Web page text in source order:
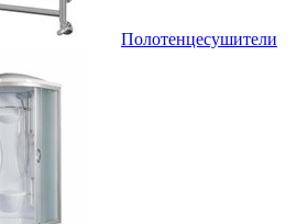
Полотенцесушители